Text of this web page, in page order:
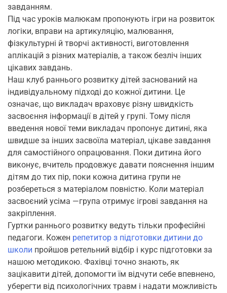
завданням.
Під час уроків малюкам пропонують ігри на розвиток
логіки, вправи на артикуляцію, малювання,
фізкультурні й творчі активності, виготовлення
аплікацій з різних матеріалів, а також безліч інших
цікавих завдань.
Наш клуб раннього розвитку дітей заснований на
індивідуальному підході до кожної дитини. Це
означає, що викладач враховує різну швидкість
засвоєння інформації в дітей у групі. Тому після
введення нової теми викладач пропонує дитині, яка
швидше за інших засвоїла матеріал, цікаве завдання
для самостійного опрацювання. Поки дитина його
виконує, вчитель продовжує давати пояснення іншим
дітям до тих пір, поки кожна дитина групи не
розбереться з матеріалом повністю. Коли матеріал
засвоєний усіма —група отримує ігрові завдання на
закріплення.
Гуртки раннього розвитку ведуть тільки професійні
педагоги. Кожен репетитор з підготовки дитини до
школи пройшов ретельний відбір і курс підготовки за
нашою методикою. Фахівці точно знають, як
зацікавити дітей, допомогти їм відчути себе впевнено,
уберегти від психологічних травм і надати можливість